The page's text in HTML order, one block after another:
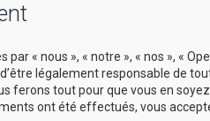
par « nous », « notre », « nos »,
légalement responsable de
ferons tout pour que vous en
ont été effectués, vous